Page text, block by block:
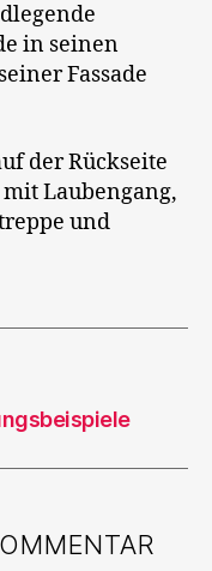
in seinen
Fassade
der Rückseite
Laubengang,
und